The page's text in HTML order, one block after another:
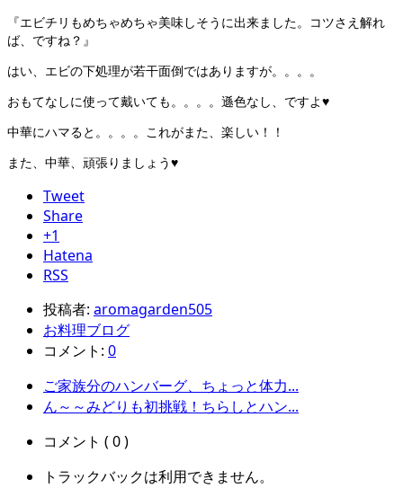
『エビチリもめちゃめちゃ美味しそうに出来ました。コツさえ解れ
ば、ですね？』
はい、エビの下処理が若干面倒ではありますが。。。。
おもてなしに使って戴いても。。。。遜色なし、ですよ♥
中華にハマると。。。。これがまた、楽しい！！
また、中華、頑張りましょう♥
Tweet
Share
+1
Hatena
RSS
投稿者: aromagarden505
お料理ブログ
コメント: 0
ご家族分のハンバーグ、ちょっと体力...
ん～～みどりも初挑戦！ちらしとハン...
コメント ( 0 )
トラックバックは利用できません。